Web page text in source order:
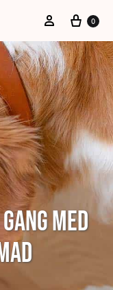
Min konto
Kurv
0
med